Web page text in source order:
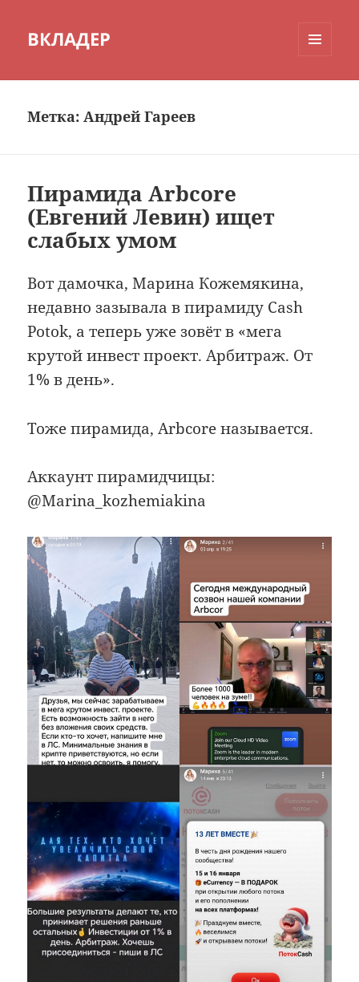
ВКЛАДЕР
Метка:Андрей Гареев
Пирамида Arbcore
(Евгений Левин) ищет
слабых умом
Вот дамочка, Марина Кожемякина,
недавно зазывала в пирамиду Cash
Potok, а теперь уже зовёт в «мега
крутой инвест проект. Арбитраж. От
1% в день».
Тоже пирамида, Arbcore называется.
Аккаунт пирамидчицы:
@Marina_kozhemiakina